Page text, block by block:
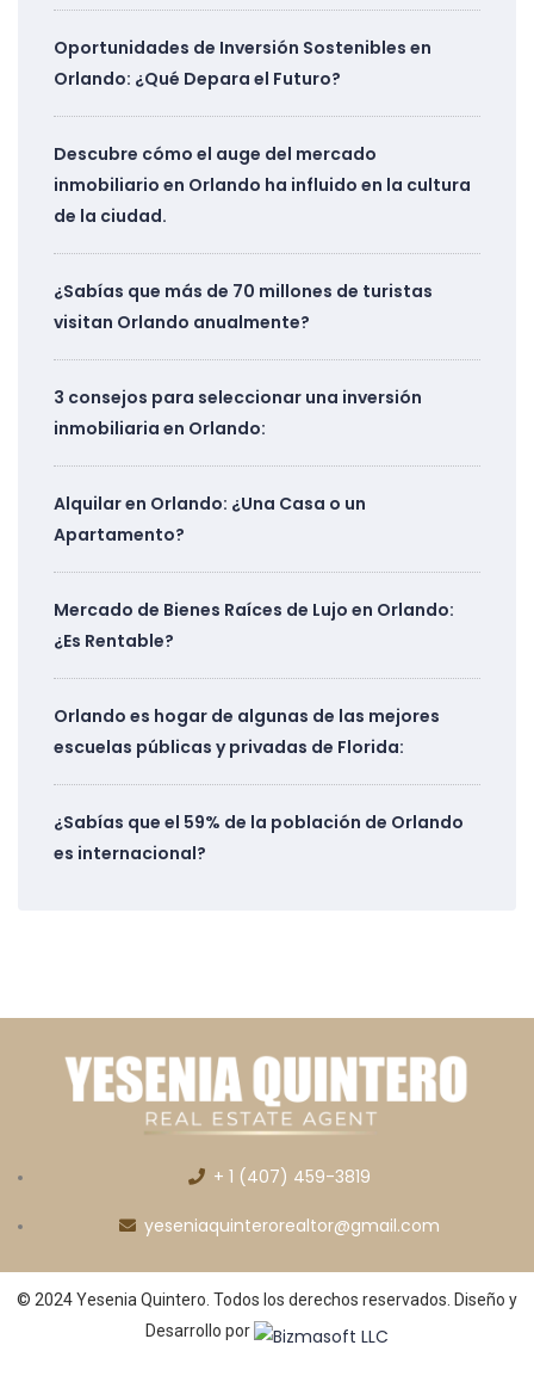
Oportunidades de Inversión Sostenibles en
Orlando: ¿Qué Depara el Futuro?
Descubre cómo el auge del mercado
inmobiliario en Orlando ha influido en la cultura
de la ciudad.
¿Sabías que más de 70 millones de turistas
visitan Orlando anualmente?
3 consejos para seleccionar una inversión
inmobiliaria en Orlando:
Alquilar en Orlando: ¿Una Casa o un
Apartamento?
Mercado de Bienes Raíces de Lujo en Orlando:
¿Es Rentable?
Orlando es hogar de algunas de las mejores
escuelas públicas y privadas de Florida:
¿Sabías que el 59% de la población de Orlando
es internacional?
+ 1 (407) 459-3819
yeseniaquinterorealtor@gmail.com
© 2024 Yesenia Quintero. Todos los derechos reservados. Diseño y
Desarrollo por